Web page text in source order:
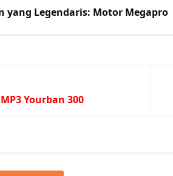
yang Legendaris: Motor Megapro
Yourban 300